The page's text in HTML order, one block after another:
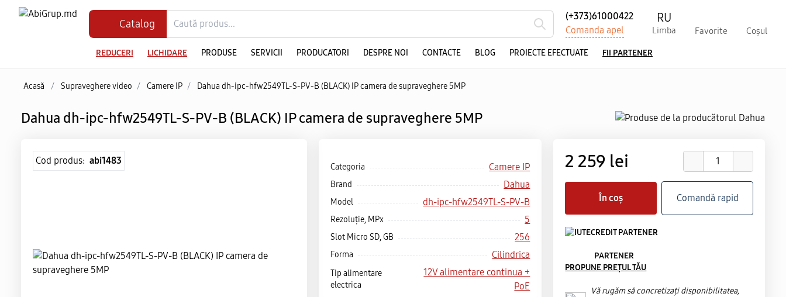
Catalog
(+373)61000422
Comanda apel
RU
Limba Favorite Coșul
REDUCERI LICHIDARE PRODUSE SERVICII PRODUCATORI DESPRE NOI CONTACTE BLOG PROIECTE EFECTUATE FII PARTENER
Acasă / Supraveghere video / Camere IP / Dahua dh-ipc-hfw2549TL-S-PV-B (BLACK) IP camera de supraveghere 5MP
Dahua dh-ipc-hfw2549TL-S-PV-B (BLACK) IP camera de supraveghere 5MP
Cod produs: abi1483
Categoria Camere IP
Brand Dahua
Model dh-ipc-hfw2549TL-S-PV-B
Rezoluție, MPx 5
Slot Micro SD, GB 256
Forma Cilindrica
Tip alimentare
electrica
12V alimentare continua +
PoE
2 259 lei
În coș Comandă rapid
PARTENER
PROPUNE PREȚUL TĂU
Vă rugăm să concretizați disponibilitatea,